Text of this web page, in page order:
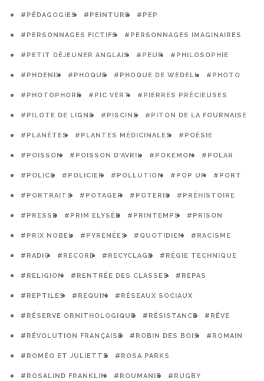
#PÉDAGOGIES #PEINTURE #PEP
#PERSONNAGES FICTIFS #PERSONNAGES IMAGINAIRES
#PETIT DÉJEUNER ANGLAIS #PEUR #PHILOSOPHIE
#PHOENIX #PHOQUE #PHOQUE DE WEDELL #PHOTO
#PHOTOPHORE #PIC VERT #PIERRES PRÉCIEUSES
#PILOTE DE LIGNE #PISCINE #PITON DE LA FOURNAISE
#PLANÈTES #PLANTES MÉDICINALES #POÉSIE
#POISSON #POISSON D'AVRIL #POKEMON #POLAR
#POLICE #POLICIER #POLLUTION #POP UP #PORT
#PORTRAITS #POTAGER #POTERIE #PRÉHISTOIRE
#PRESSE #PRIM ELYSÉE #PRINTEMPS #PRISON
#PRIX NOBEL #PYRÉNÉES #QUOTIDIEN #RACISME
#RADIO #RECORD #RECYCLAGE #RÉGIE TECHNIQUE
#RELIGION #RENTRÉE DES CLASSES #REPAS
#REPTILES #REQUIN #RÉSEAUX SOCIAUX
#RÉSERVE ORNITHOLOGIQUE #RÉSISTANCE #RÊVE
#RÉVOLUTION FRANÇAISE #ROBIN DES BOIS #ROMAIN
#ROMÉO ET JULIETTE #ROSA PARKS
#ROSALIND FRANKLIN #ROUMANIE #RUGBY